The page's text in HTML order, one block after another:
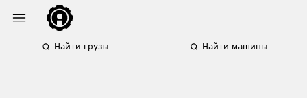
Найти грузы Найти машины